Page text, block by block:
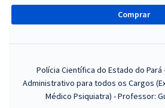
Comprar
Polícia Científica do Estado do
Administrativo para todos os Cargos
Médico Psiquiatra) - Professor: